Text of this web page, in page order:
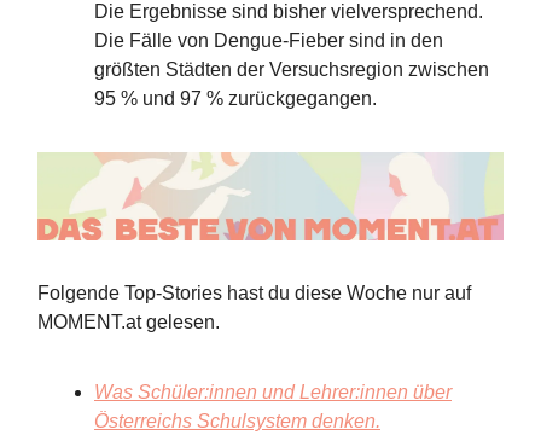
Die Ergebnisse sind bisher vielversprechend.
Die Fälle von Dengue-Fieber sind in den
größten Städten der Versuchsregion zwischen
95 % und 97 % zurückgegangen.
Folgende Top-Stories hast du diese Woche nur auf
MOMENT.at gelesen.
Was Schüler:innen und Lehrer:innen über
Österreichs Schulsystem denken.